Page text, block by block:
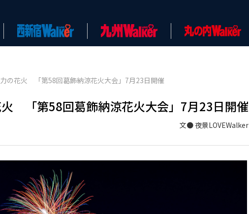
の花火 「第58回葛飾納涼花火大会」7月23日開催
「第58回葛飾納涼花火大会」7月23日開催
文● 夜景LOVEWalker